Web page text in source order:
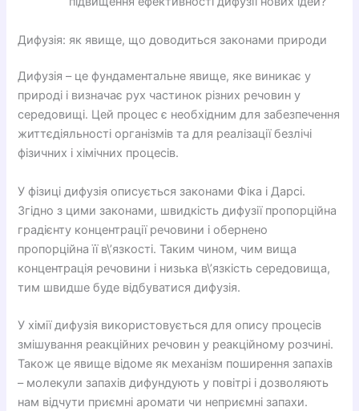
Дифузія: як явище, що доводиться законами природи
Дифузія – це фундаментальне явище, яке виникає у
природі і визначає рух частинок різних речовин у
середовищі. Цей процес є необхідним для забезпечення
життєдіяльності організмів та для реалізації безлічі
фізичних і хімічних процесів.
У фізиці дифузія описується законами Фіка і Дарсі.
Згідно з цими законами, швидкість дифузії пропорційна
градієнту концентрації речовини і обернено
пропорційна її в\’язкості. Таким чином, чим вища
концентрація речовини і низька в\’язкість середовища,
тим швидше буде відбуватися дифузія.
У хімії дифузія використовується для опису процесів
змішування реакційних речовин у реакційному розчині.
Також це явище відоме як механізм поширення запахів
– молекули запахів дифундують у повітрі і дозволяють
нам відчути приємні аромати чи неприємні запахи.